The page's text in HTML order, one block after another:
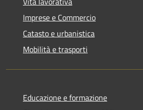
Imprese e Commercio
Catasto e urbanistica
Mobilità e trasporti
Educazione e formazione